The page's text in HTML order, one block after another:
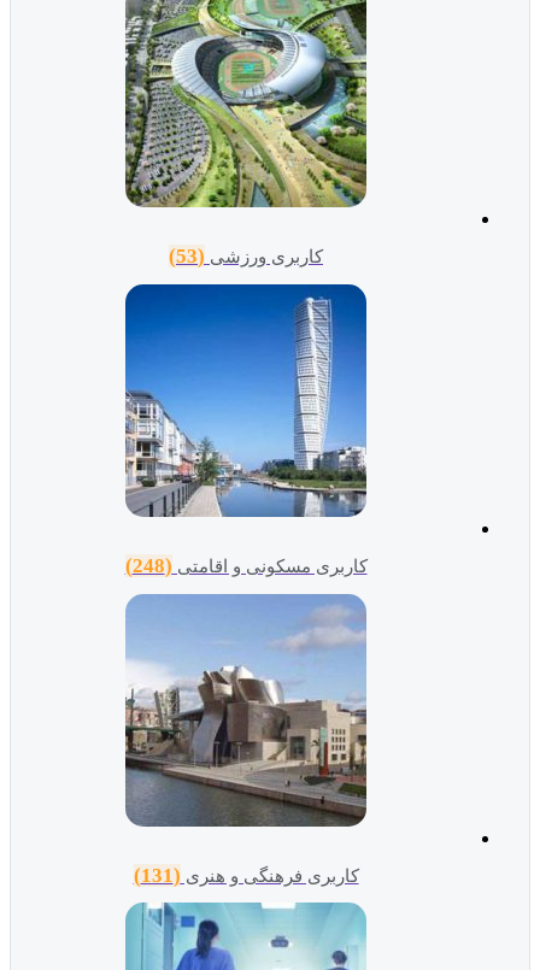
کاربری ورزشی (53)
کاربری مسکونی و اقامتی (248)
کاربری فرهنگی و هنری (131)